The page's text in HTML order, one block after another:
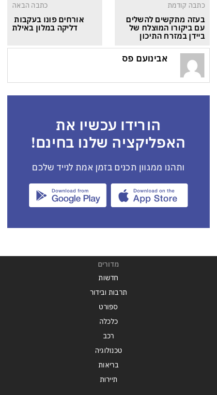
כתבה קודמת
בעזה מתקשים להשלים
עם ביקורו המוצלח של
ביידן במזרח התיכון
כתבה הבאה
אורחים פונו בעקבות
דליקה במלון באילת
אבינועם פס
הורידו עכשיו את
האפליקציה שלנו בחינם!
ותהנו ממגוון תכנים בזמן אמת לנייד שלכם
מדורים
חדשות
תרבות ובידור
ספורט
כלכלה
רכב
טכנולוגיה
בריאות
תיירות